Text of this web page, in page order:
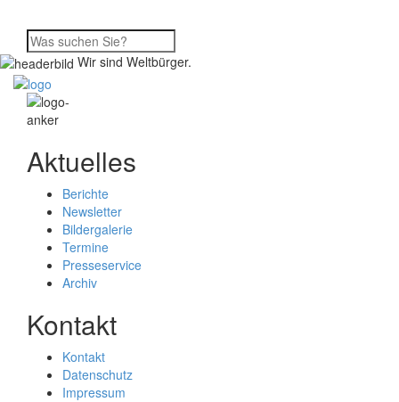
Wir sind Weltbürger.
Aktuelles
Berichte
Newsletter
Bildergalerie
Termine
Presseservice
Archiv
Kontakt
Kontakt
Datenschutz
Impressum